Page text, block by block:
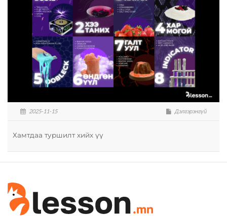
2025-11-15 Дэлгэрэнгүй
Хамтдаа туршилт хийх үү